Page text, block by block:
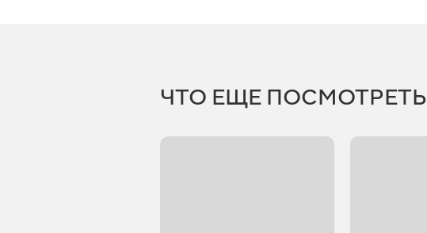
ЧТО ЕЩЕ ПОСМОТРЕТЬ